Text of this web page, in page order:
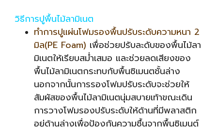
วิธีการปูพื้นไม้ลามิเนต
ทำการปูแผ่นโฟมรองพื้นปรับระดับความหนา 2
มิล(PE Foam) เพื่อช่วยปรับละดับของพื้นไม้ลา
มิเนตให้เรียบสม่ำเสมอ และช่วยลดเสียงของ
พื้นไม้ลามิเนตกระทบกับพื้นซิเมนตชั้นล่าง
นอกจากนั้นการรองโฟมปรับระดับจะช่วยให้
สัมผัสของพื้นไม้ลามิเนตนุ่มสบายเท้าขณะเดิน
การวางโฟมรองปรับระดับให้ด้านที่มีพลาสติก
อยู่ด้านล่างเพื่อป้องกันความชื้นจากพื้นซิเมนต์